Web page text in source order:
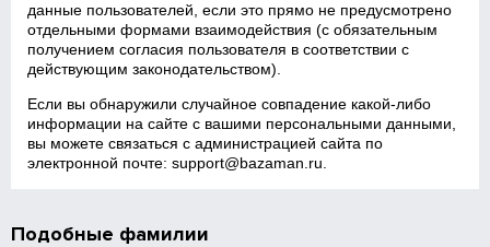
данные пользователей, если это прямо не предусмотрено
отдельными формами взаимодействия (с обязательным
получением согласия пользователя в соответствии с
действующим законодательством).
Если вы обнаружили случайное совпадение какой‑либо
информации на сайте с вашими персональными данными,
вы можете связаться с администрацией сайта по
электронной почте:support@bazaman.ru
Подобные фамилии